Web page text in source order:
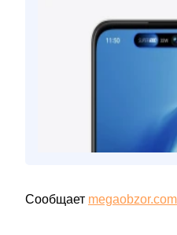
Сообщает megaobzor.com